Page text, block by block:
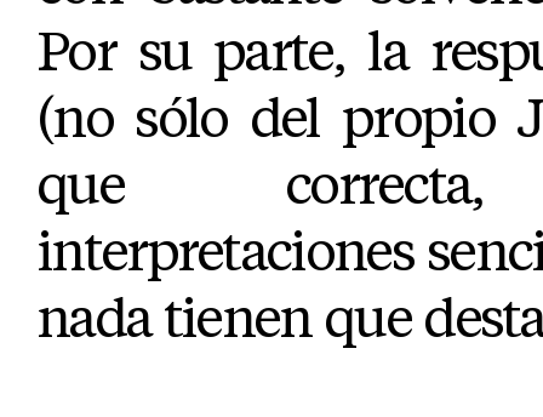
Por su parte, la
(no sólo del propio
que correcta,
interpretaciones
nada tienen que